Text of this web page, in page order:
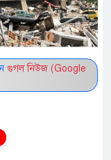
গুগল নিউজ (Google